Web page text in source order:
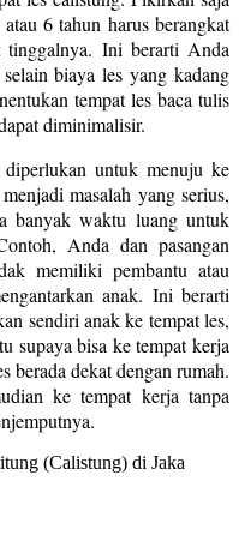
6 tahun harus berangkat
Ini berarti Anda
biaya les yang kadang
tempat les baca tulis
diminimalisir.
untuk menuju ke
masalah yang serius,
banyak waktu luang untuk
Anda dan pasangan
memiliki pembantu atau
anak. Ini berarti
sendiri anak ke tempat les,
supaya bisa ke tempat kerja
berada dekat dengan rumah.
ke tempat kerja tanpa